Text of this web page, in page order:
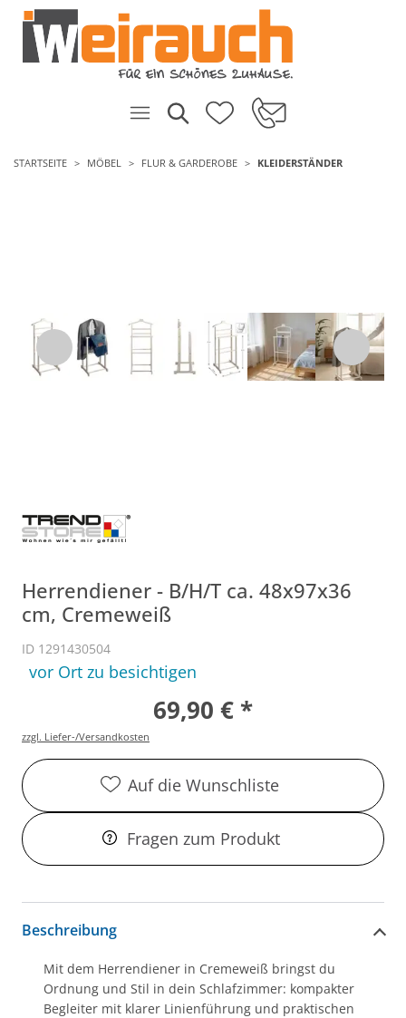
STARTSEITE MÖBEL FLUR & GARDEROBE KLEIDERSTÄNDER
Herrendiener - B/H/T ca. 48x97x36
cm, Cremeweiß
ID 1291430504
vor Ort zu besichtigen
69,90 € *
zzgl. Liefer-/Versandkosten
Auf die Wunschliste
Fragen zum Produkt
Beschreibung
Mit dem Herrendiener in Cremeweiß bringst du
Ordnung und Stil in dein Schlafzimmer: kompakter
Begleiter mit klarer Linienführung und praktischen